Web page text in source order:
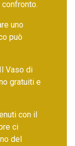
uno
può
Vaso di
gratuiti e
con il
ci
del